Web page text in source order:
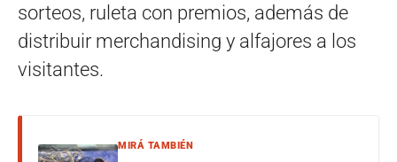
sorteos, ruleta con premios, además de
distribuir merchandising y alfajores a los
visitantes.
MIRÁ TAMBIÉN